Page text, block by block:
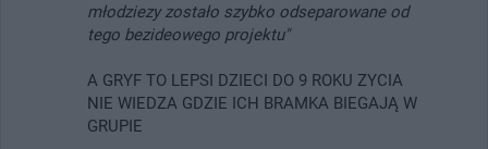
młodziezy zostało szybko odseparowane od
tego bezideowego projektu"
A GRYF TO LEPSI DZIECI DO 9 ROKU ZYCIA
NIE WIEDZA GDZIE ICH BRAMKA BIEGAJĄ W
GRUPIE